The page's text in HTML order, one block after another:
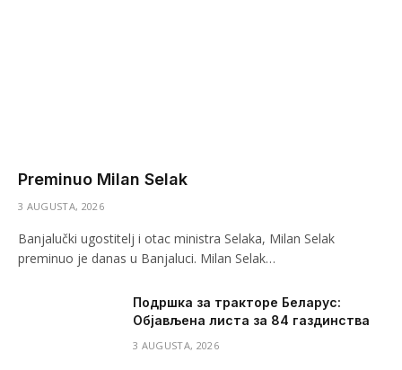
Preminuo Milan Selak
3 AUGUSTA, 2026
Banjalučki ugostitelj i otac ministra Selaka, Milan Selak
preminuo je danas u Banjaluci. Milan Selak…
Подршка за тракторе Беларус:
Објављена листа за 84 газдинства
3 AUGUSTA, 2026